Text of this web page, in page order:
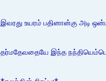
இவரது உயரம் பதினான்கு அடி
தர்மதேவதையே இந்த